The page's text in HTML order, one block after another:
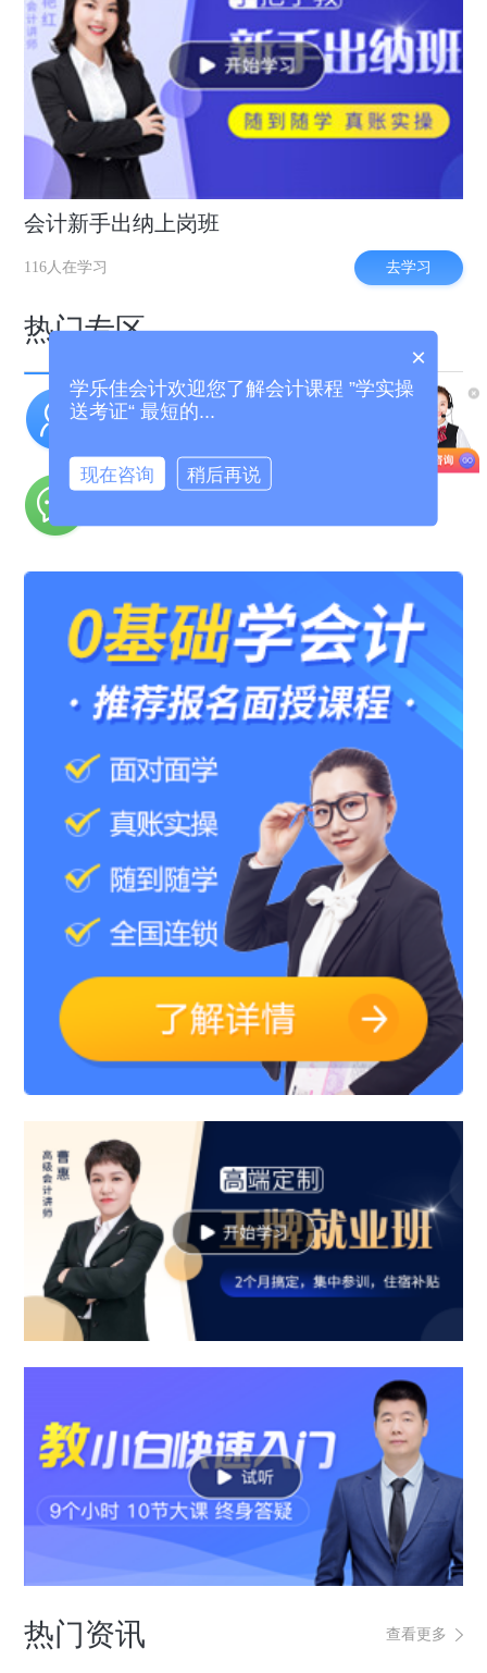
会计新手出纳上岗班
116人在学习 去学习
热门专区
实操干货
名师答疑
热门资讯 查看更多
×
学乐佳会计欢迎您了解会计课程 ”学实操
送考证“ 最短的...
现在咨询 稍后再说